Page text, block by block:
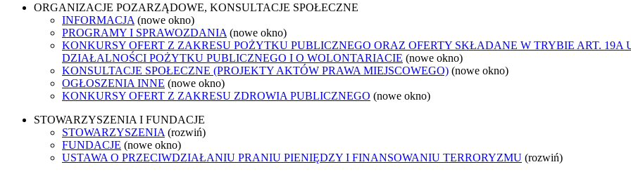
ORGANIZACJE POZARZĄDOWE, KONSULTACJE SPOŁECZNE
INFORMACJA (nowe okno)
PROGRAMY I SPRAWOZDANIA (nowe okno)
KONKURSY OFERT Z ZAKRESU POŻYTKU PUBLICZNEGO ORAZ OFERTY SKŁADANE W TRYBIE ART. 19A
DZIAŁALNOŚCI POŻYTKU PUBLICZNEGO I O WOLONTARIACIE (nowe okno)
KONSULTACJE SPOŁECZNE (PROJEKTY AKTÓW PRAWA MIEJSCOWEGO) (nowe okno)
OGŁOSZENIA INNE (nowe okno)
KONKURSY OFERT Z ZAKRESU ZDROWIA PUBLICZNEGO (nowe okno)
STOWARZYSZENIA I FUNDACJE
STOWARZYSZENIA (rozwiń)
FUNDACJE (nowe okno)
USTAWA O PRZECIWDZIAŁANIU PRANIU PIENIĘDZY I FINANSOWANIU TERRORYZMU (rozwiń)